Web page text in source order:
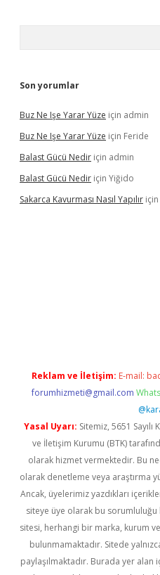
Son yorumlar
Buz Ne Işe Yarar Yüze için admin
Buz Ne Işe Yarar Yüze için Feride
Balast Gücü Nedir için admin
Balast Gücü Nedir için Yiğido
Sakarca Kavurması Nasıl Yapılır için
Reklam ve İletişim: E-mail:
forumhizmeti@gmail.com
Yasal Uyarı: Sitemiz, 5651
ve İletişim Kurumu (BTK)
olarak hizmet vermektedir. Bu
olarak denetleme veya araştırma
Ancak, üyelerimiz yazdıkları
siteye üye olarak bu sorumluluğu
sitesi, herhangi bir marka, kurum
bulunmamaktadır. Sitede
paylaşılmaktadır. Burada yer